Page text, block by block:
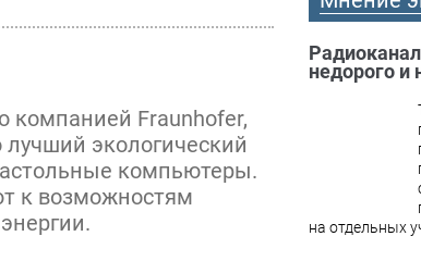
компанией Fraunhofer,
экологический
компьютеры.
к возможностям
недорого и
на отдельных